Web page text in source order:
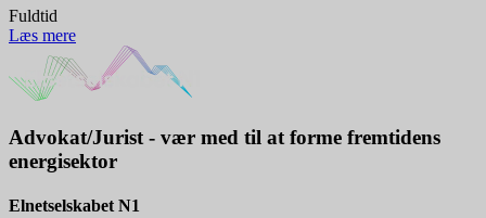
Fuldtid
Læs mere
Advokat/Jurist - vær med til at forme fremtidens
energisektor
Elnetselskabet N1